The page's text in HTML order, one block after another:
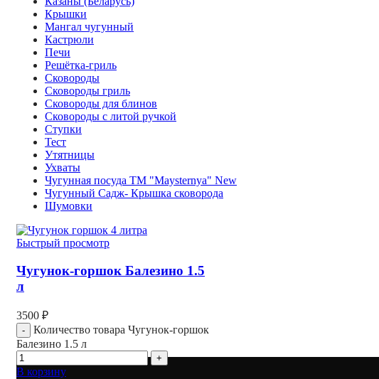
Крышки
Мангал чугунный
Кастрюли
Печи
Решётка-гриль
Сковороды
Сковороды гриль
Сковороды для блинов
Сковороды с литой ручкой
Ступки
Тест
Утятницы
Ухваты
Чугунная посуда TM "Maysternya" New
Чугунный Садж- Крышка сковорода
Шумовки
Быстрый просмотр
Чугунок-горшок Балезино 1.5
л
3500 ₽
Количество товара Чугунок-горшок
Балезино 1.5 л
В корзину